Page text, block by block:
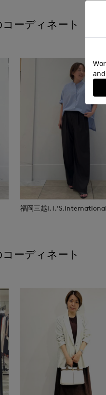
ーディネート
福岡三越I.T.'S.international
ーディネート